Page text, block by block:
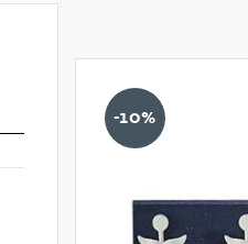
-10%